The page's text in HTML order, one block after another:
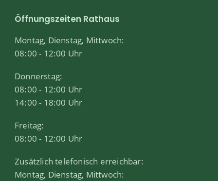
Öffnungszeiten Rathaus
Montag, Dienstag, Mittwoch:
08:00 - 12:00 Uhr
Donnerstag:
08:00 - 12:00 Uhr
14:00 - 18:00 Uhr
Freitag:
08:00 - 12:00 Uhr
Zusätzlich telefonisch erreichbar:
Montag, Dienstag, Mittwoch: